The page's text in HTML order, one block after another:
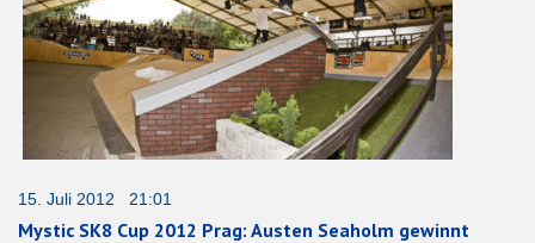
15. Juli 2012 21:01
Mystic SK8 Cup 2012 Prag: Austen Seaholm gewinnt